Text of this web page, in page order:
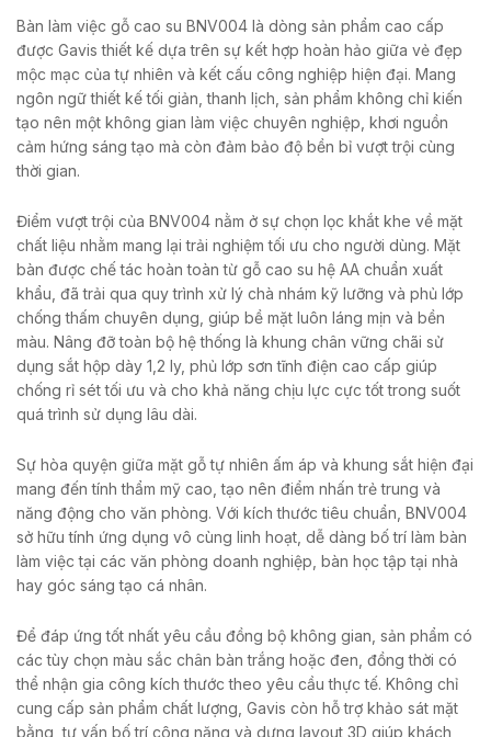
Bàn làm việc gỗ cao su BNV004 là dòng sản phẩm cao cấp
được Gavis thiết kế dựa trên sự kết hợp hoàn hảo giữa vẻ đẹp
mộc mạc của tự nhiên và kết cấu công nghiệp hiện đại. Mang
ngôn ngữ thiết kế tối giản, thanh lịch, sản phẩm không chỉ kiến
tạo nên một không gian làm việc chuyên nghiệp, khơi nguồn
cảm hứng sáng tạo mà còn đảm bảo độ bền bỉ vượt trội cùng
thời gian.
Điểm vượt trội của BNV004 nằm ở sự chọn lọc khắt khe về mặt
chất liệu nhằm mang lại trải nghiệm tối ưu cho người dùng. Mặt
bàn được chế tác hoàn toàn từ gỗ cao su hệ AA chuẩn xuất
khẩu, đã trải qua quy trình xử lý chà nhám kỹ lưỡng và phủ lớp
chống thấm chuyên dụng, giúp bề mặt luôn láng mịn và bền
màu. Nâng đỡ toàn bộ hệ thống là khung chân vững chãi sử
dụng sắt hộp dày 1,2 ly, phủ lớp sơn tĩnh điện cao cấp giúp
chống rỉ sét tối ưu và cho khả năng chịu lực cực tốt trong suốt
quá trình sử dụng lâu dài.
Sự hòa quyện giữa mặt gỗ tự nhiên ấm áp và khung sắt hiện đại
mang đến tính thẩm mỹ cao, tạo nên điểm nhấn trẻ trung và
năng động cho văn phòng. Với kích thước tiêu chuẩn, BNV004
sở hữu tính ứng dụng vô cùng linh hoạt, dễ dàng bố trí làm bàn
làm việc tại các văn phòng doanh nghiệp, bàn học tập tại nhà
hay góc sáng tạo cá nhân.
Để đáp ứng tốt nhất yêu cầu đồng bộ không gian, sản phẩm có
các tùy chọn màu sắc chân bàn trắng hoặc đen, đồng thời có
thể nhận gia công kích thước theo yêu cầu thực tế. Không chỉ
cung cấp sản phẩm chất lượng, Gavis còn hỗ trợ khảo sát mặt
bằng, tư vấn bố trí công năng và dựng layout 3D giúp khách